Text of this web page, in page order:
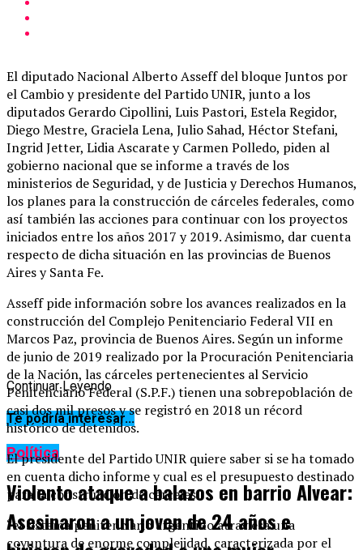
El diputado Nacional Alberto Asseff del bloque Juntos por
el Cambio y presidente del Partido UNIR, junto a los
diputados Gerardo Cipollini, Luis Pastori, Estela Regidor,
Diego Mestre, Graciela Lena, Julio Sahad, Héctor Stefani,
Ingrid Jetter, Lidia Ascarate y Carmen Polledo, piden al
gobierno nacional que se informe a través de los
ministerios de Seguridad, y de Justicia y Derechos Humanos,
los planes para la construcción de cárceles federales, como
así también las acciones para continuar con los proyectos
iniciados entre los años 2017 y 2019. Asimismo, dar cuenta
respecto de dicha situación en las provincias de Buenos
Aires y Santa Fe.
Asseff pide información sobre los avances realizados en la
construcción del Complejo Penitenciario Federal VII en
Marcos Paz, provincia de Buenos Aires. Según un informe
de junio de 2019 realizado por la Procuración Penitenciaria
de la Nación, las cárceles pertenecientes al Servicio
Penitenciario Federal (S.P.F.) tienen una sobrepoblación de
casi dos mil presos y se registró en 2018 un récord
histórico de detenidos.
El presidente del Partido UNIR quiere saber si se ha tomado
en cuenta dicho informe y cual es el presupuesto destinado
para la construcción de cárceles.
“el sistema penitenciario argentino atraviesa una
coyuntura de enorme complejidad, caracterizada por el
Continuar Leyendo
Te podría interesar...
Política
Violento ataque a balazos en barrio Alvear:
Asesinaron a un joven de 24 años e